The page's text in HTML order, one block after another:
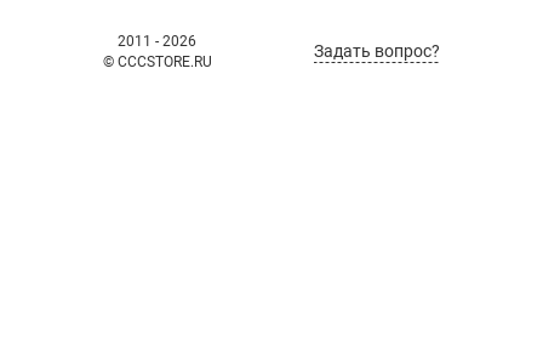
2011 - 2026
© CCCSTORE.RU
Задать вопрос?